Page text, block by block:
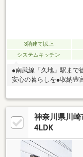
3階建て以上
システムキッチン
●南武線「久地」駅まで
安心の暮らしを●収納豊
神奈川県川
4LDK